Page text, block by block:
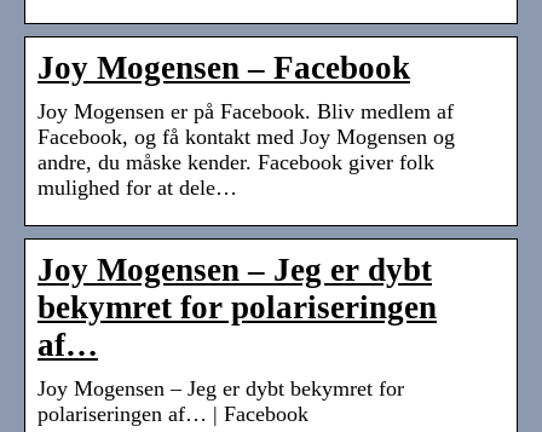
Joy Mogensen – Facebook
Joy Mogensen er på Facebook. Bliv medlem af
Facebook, og få kontakt med Joy Mogensen og
andre, du måske kender. Facebook giver folk
mulighed for at dele…
Joy Mogensen – Jeg er dybt
bekymret for polariseringen
af…
Joy Mogensen – Jeg er dybt bekymret for
polariseringen af… | Facebook